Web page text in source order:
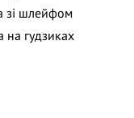
зі шлейфом
на гудзиках